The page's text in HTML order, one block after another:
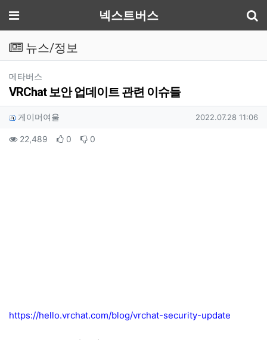
메뉴 넥스트버스
뉴스/정보
메타버스
VRChat 보안 업데이트 관련 이슈들
작성자 정보
게이머여울 작성일
2022.07.28 11:06
컨텐츠 정보
22,489 조회 0 추천 0
https://hello.vrchat.com/blog/vrchat-security-update